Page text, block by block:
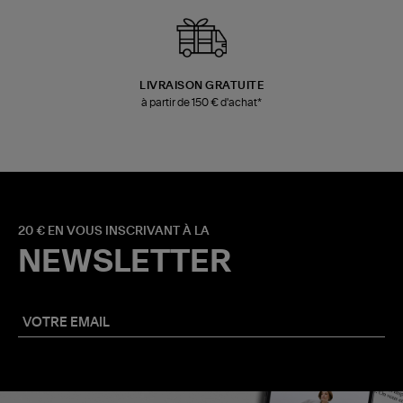
LIVRAISON GRATUITE
à partir de 150 € d'achat*
20 € EN VOUS INSCRIVANT À LA
NEWSLETTER